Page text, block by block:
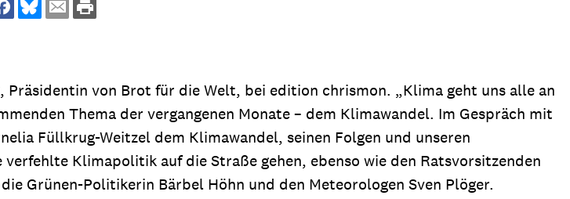
Frieden
Entwicklungszusammenarbeit
Zivilgesellschaft
Alle Themen
Jugend & Konfirmation
Gemeindematerial Fachpublikationen
von Brot für die Welt, bei edition chrismon. „Klima geht uns alle an
Thema der vergangenen Monate – dem Klimawandel. Im Gespräch mit
Füllkrug-Weitzel dem Klimawandel, seinen Folgen und unseren
Klimapolitik auf die Straße gehen, ebenso wie den Ratsvorsitzenden
Grünen-Politikerin Bärbel Höhn und den Meteorologen Sven Plöger.